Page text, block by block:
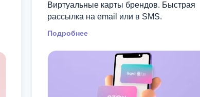
Виртуальные карты брендов. Быстрая
рассылка на email или в SMS.
Подробнее